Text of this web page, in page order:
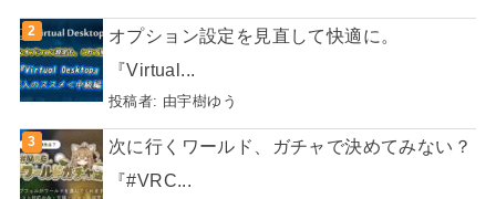
オプション設定を見直して快適に。
『Virtual...
投稿者: 由宇樹ゆう
次に行くワールド、ガチャで決めてみない？
『#VRC...